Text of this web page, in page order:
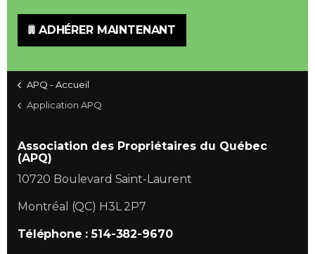
ADHÉRER MAINTENANT
APQ - Accueil
Application APQ
Association des Propriétaires du Québec
(APQ)
10720 Boulevard Saint-Laurent
Montréal (QC) H3L 2P7
Téléphone : 514-382-9670